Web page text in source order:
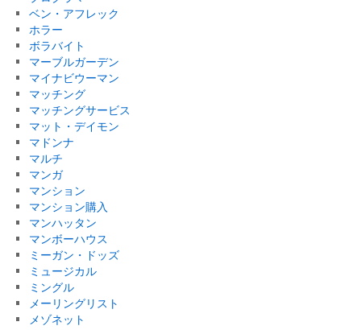
ベン・アフレック
ホラー
ボラバイト
マーブルガーデン
マイナビウーマン
マッチング
マッチングサービス
マット・デイモン
マドンナ
マルチ
マンガ
マンション
マンション購入
マンハッタン
マンボーハウス
ミーガン・ドッズ
ミュージカル
ミングル
メーリングリスト
メゾネット